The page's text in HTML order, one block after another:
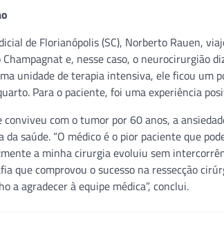
de Florianópolis (SC), Norberto Rauen,
e, nesse caso, o neurocirurgião
unidade de terapia intensiva, ele ficou um
Para o paciente, foi uma experiência
conviveu com o tumor por 60 anos, a
da saúde. “O médico é o pior paciente que
a minha cirurgia evoluiu sem
que comprovou o sucesso na ressecção
a agradecer à equipe médica”, conclui.